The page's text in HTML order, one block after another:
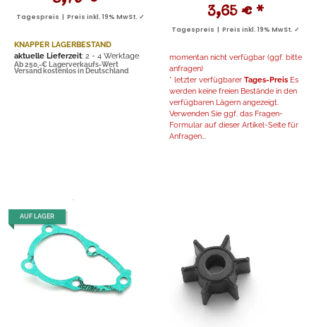
Tagespreis | Preis inkl. 19% MwSt. ✓
KNAPPER LAGERBESTAND
aktuelle Lieferzeit: 2 - 4 Werktage
Ab 250,-€ Lagerverkaufs-Wert
Versand kostenlos in Deutschland
3,65 € *
Tagespreis | Preis inkl. 19% MwSt. ✓
momentan nicht verfügbar (ggf. bitte
anfragen)
* letzter verfügbarer Tages-Preis Es
werden keine freien Bestände in den
verfügbaren Lägern angezeigt.
Verwenden Sie ggf. das Fragen-
Formular auf dieser Artikel-Seite für
Anfragen...
AUF LAGER